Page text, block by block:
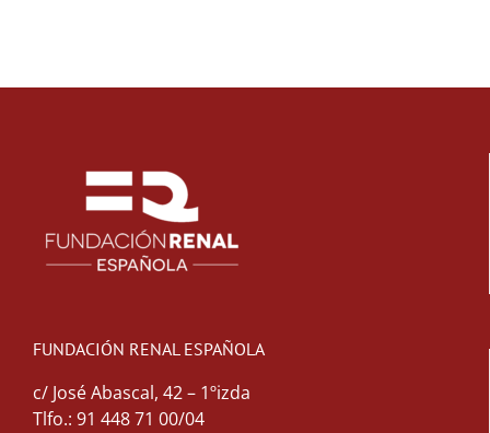
FUNDACIÓN RENAL ESPAÑOLA
c/ José Abascal, 42 – 1ºizda
Tlfo.: 91 448 71 00/04